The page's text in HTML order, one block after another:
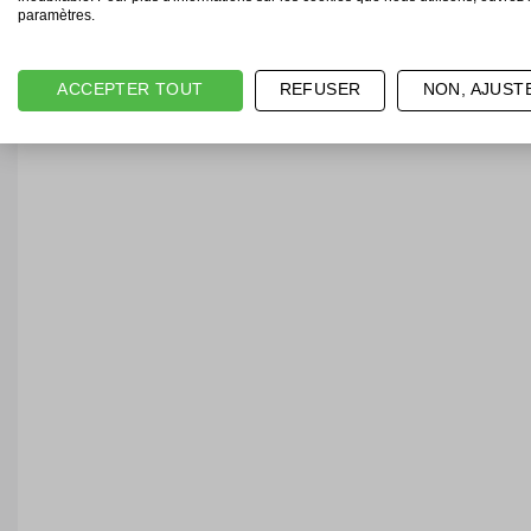
paramètres.
ACCEPTER TOUT REFUSER NON,